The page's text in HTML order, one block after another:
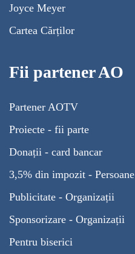
Joyce Meyer
Cartea Cărților
Fii partener AO
Partener AOTV
Proiecte - fii parte
Donații - card bancar
3,5% din impozit - Persoane
Publicitate - Organizații
Sponsorizare - Organizații
Pentru biserici